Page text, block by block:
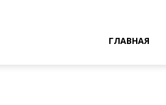
ГЛАВНАЯ